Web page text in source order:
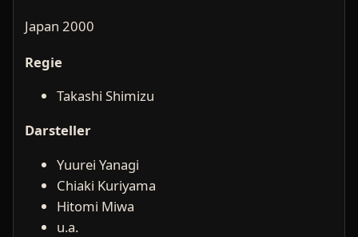
Japan 2000
Regie
Takashi Shimizu
Darsteller
Yuurei Yanagi
Chiaki Kuriyama
Hitomi Miwa
u.a.